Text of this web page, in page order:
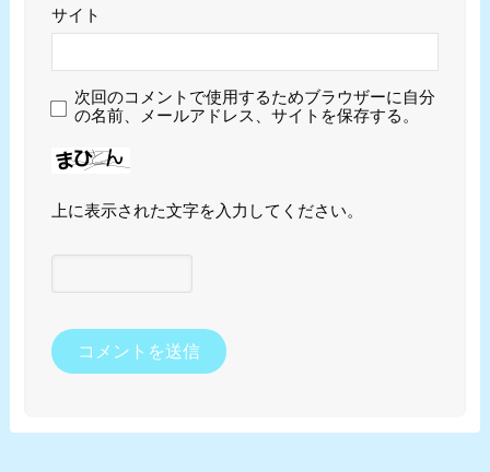
サイト
次回のコメントで使用するためブラウザーに自分
の名前、メールアドレス、サイトを保存する。
上に表示された文字を入力してください。